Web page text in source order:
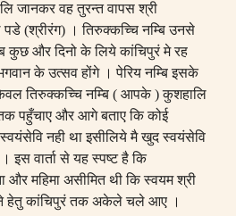
जानकर वह तुरन्त वापस श्री
पडे (श्रीरंग) । तिरुक्कच्चि नम्बि उनसे
कुछ और दिनो के लिये कांचिपुरं मे रह
के उत्सव होंगे । पेरिय नम्बि इसके
तिरुक्कच्चि नम्बि ( आपके)कुशहालि
तक पहुँचाए और आगे बताए कि कोई
नही था इसीलिये मै खुद स्वयंसेवि
वार्ता से यह स्पष्ट है कि
और महिमा असीमित थी कि स्वयम श्री
हेतु कांचिपुरं तक अकेले चले आए ।